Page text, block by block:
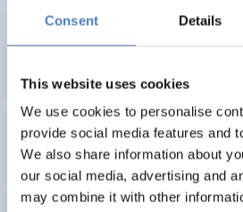
Consent Details
This website uses cookies
We use cookies to personalise
provide social media features and
We also share information about
our social media, advertising and
may combine it with other
Workshops und Ausstellung im
Telework in Public Administration